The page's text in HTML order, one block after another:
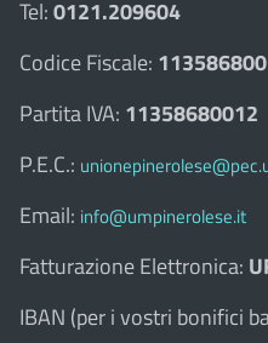
Tel:0121.209604
Codice Fiscale:
Partita IVA: 11358680012
P.E.C.:
Email: info@umpinerolese.it
Fatturazione Elettronica:
IBAN (per i vostri bonifici